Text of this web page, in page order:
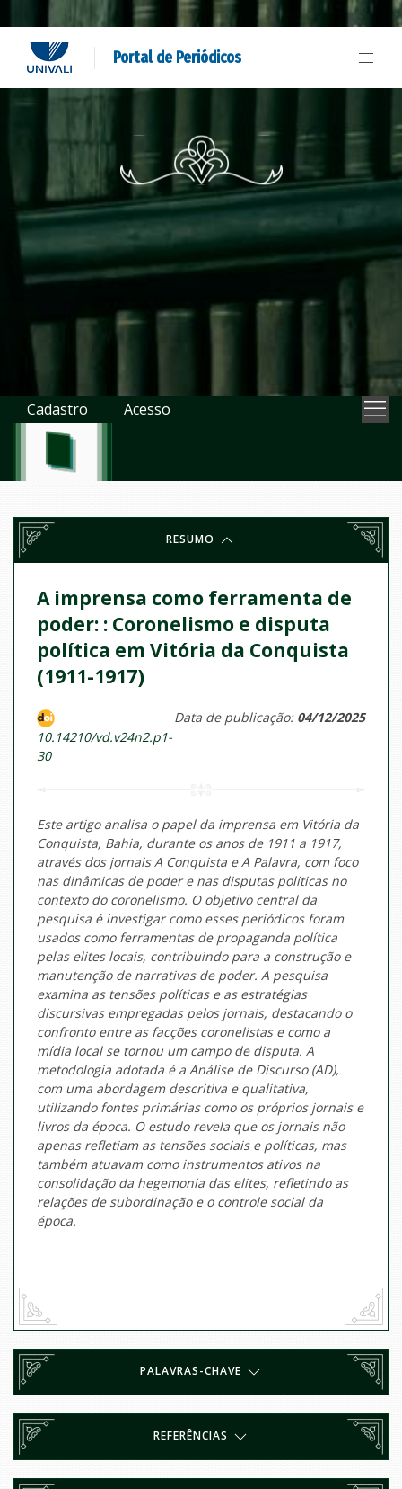
Portal de Periódicos
Cadastro Acesso
RESUMO
A imprensa como ferramenta de
poder: : Coronelismo e disputa
política em Vitória da Conquista
(1911-1917)
10.14210/vd.v24n2.p1-
30
Data de publicação: 04/12/2025
Este artigo analisa o papel da imprensa em Vitória da
Conquista, Bahia, durante os anos de 1911 a 1917,
através dos jornaisA Conquista eA Palavra, com foco
nas dinâmicas de poder e nas disputas políticas no
contexto do coronelismo. O objetivo central da
pesquisa é investigar como esses periódicos foram
usados como ferramentas de propaganda política
pelas elites locais, contribuindo para a construção e
manutenção de narrativas de poder. A pesquisa
examina as tensões políticas e as estratégias
discursivas empregadas pelos jornais, destacando o
confronto entre as facções coronelistas e como a
mídia local se tornou um campo de disputa. A
metodologia adotada é a Análise de Discurso (AD),
com uma abordagem descritiva e qualitativa,
utilizando fontes primárias como os próprios jornais e
livros da época. O estudo revela que os jornais não
apenas refletiam as tensões sociais e políticas, mas
também atuavam como instrumentos ativos na
consolidação da hegemonia das elites, refletindo as
relações de subordinação e o controle social da
época.
PALAVRAS-CHAVE
REFERÊNCIAS